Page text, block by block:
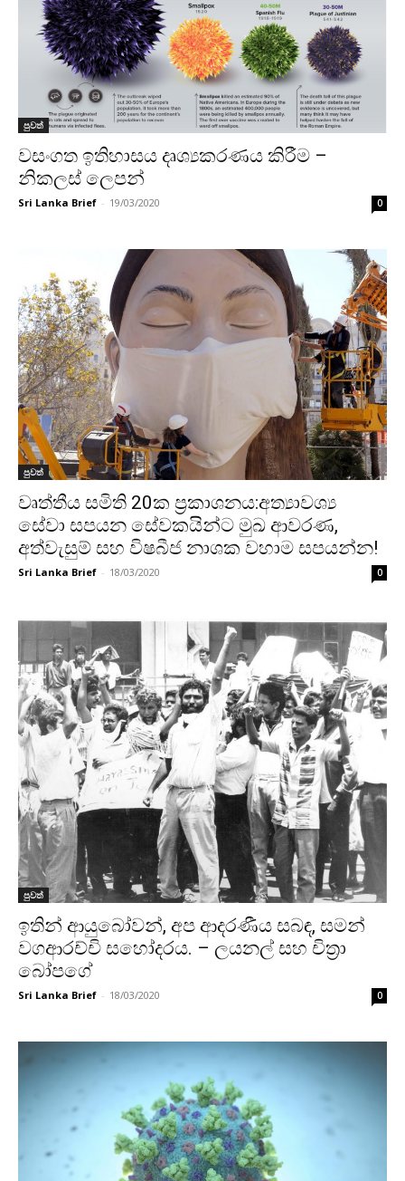
පුවත්
වසංගත ඉතිහාසය දෘශ්‍යකරණය කිරීම –
නිකලස් ලෙපන්
Sri Lanka Brief - 19/03/2020 0
පුවත්
වෘත්තීය සමිති 20ක ප්‍රකාශනය:අත්‍යාවශ්‍ය
සේවා සපයන සේවකයින්ට මුඛ ආවරණ,
අත්වැසුම් සහ විෂබීජ නාශක වහාම සපයන්න!
Sri Lanka Brief - 18/03/2020 0
පුවත්
ඉතින් ආයුබෝවන්, අප ආදරණීය සබඳ, සමන්
වගආරච්චි සහෝදරය. – ලයනල් සහ චිත්‍රා
බෝපගේ
Sri Lanka Brief - 18/03/2020 0